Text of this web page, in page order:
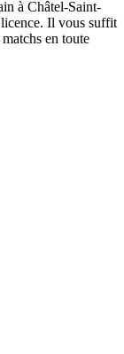
à Châtel-Saint-
Il vous suffit
en toute